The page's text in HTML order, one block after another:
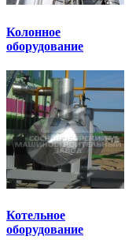
Колонное
оборудование
Котельное
оборудование